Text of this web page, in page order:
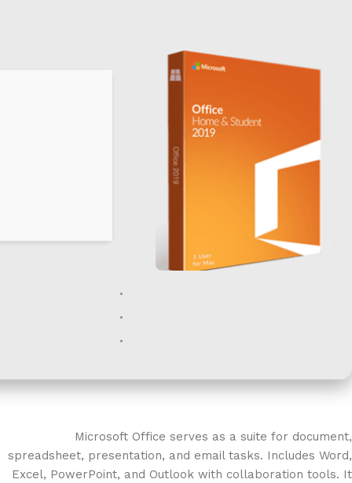
Microsoft Office serves as a suite for document,
spreadsheet, presentation, and email tasks. Includes Word,
Excel, PowerPoint, and Outlook with collaboration tools. It